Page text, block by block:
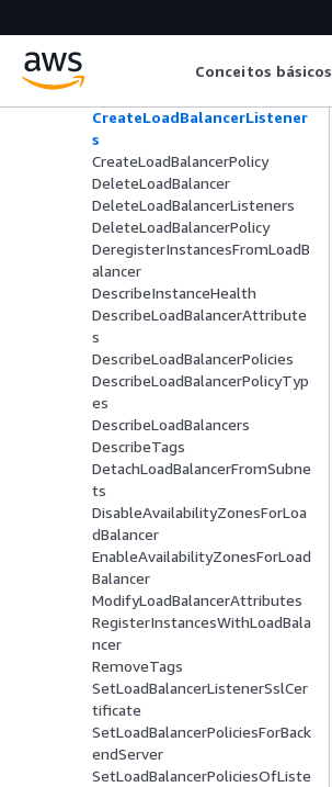
Conceitos básicos
CreateLbCookieStickinessPolicy
CreateLoadBalancerListener
s
CreateLoadBalancerPolicy
DeleteLoadBalancer
DeleteLoadBalancerListeners
DeleteLoadBalancerPolicy
DeregisterInstancesFromLoadB
alancer
DescribeInstanceHealth
DescribeLoadBalancerAttribute
s
DescribeLoadBalancerPolicies
DescribeLoadBalancerPolicyTyp
es
DescribeLoadBalancers
DescribeTags
DetachLoadBalancerFromSubne
ts
DisableAvailabilityZonesForLoa
dBalancer
EnableAvailabilityZonesForLoad
Balancer
ModifyLoadBalancerAttributes
RegisterInstancesWithLoadBala
ncer
RemoveTags
SetLoadBalancerListenerSslCer
tificate
SetLoadBalancerPoliciesForBack
endServer
SetLoadBalancerPoliciesOfListe